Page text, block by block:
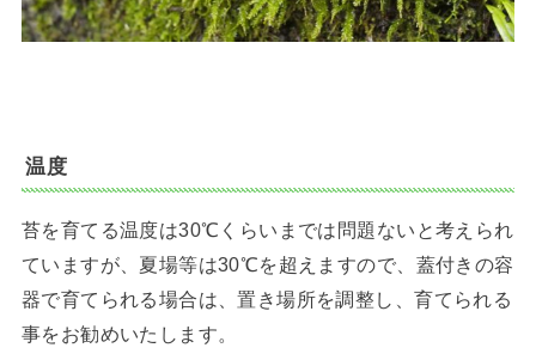
温度
苔を育てる温度は30℃くらいまでは問題ないと考えられ
ていますが、夏場等は30℃を超えますので、蓋付きの容
器で育てられる場合は、置き場所を調整し、育てられる
事をお勧めいたします。